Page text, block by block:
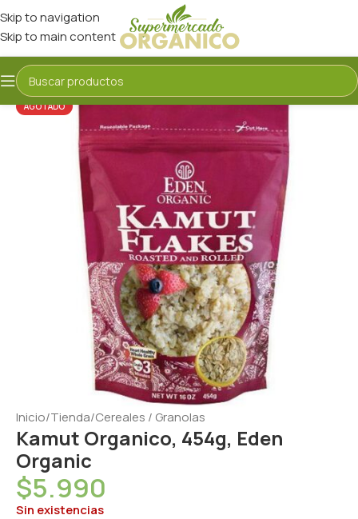
Skip to navigation
Skip to main content
AGOTADO
Inicio/Tienda/Cereales / Granolas
Kamut Organico, 454g, Eden
Organic
$5.990
Sin existencias